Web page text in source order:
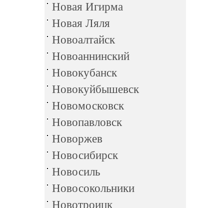
Новая Игирма
Новая Ляля
Новоалтайск
Новоаннинский
Новокубанск
Новокуйбышевск
Новомосковск
Новопавловск
Новоржев
Новосибирск
Новосиль
Новосокольники
Новотроицк